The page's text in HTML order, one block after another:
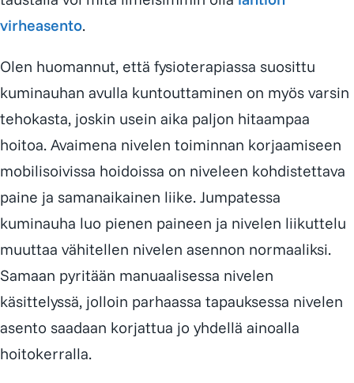
virheasento.
Olen huomannut, että fysioterapiassa suosittu
kuminauhan avulla kuntouttaminen on myös varsin
tehokasta, joskin usein aika paljon hitaampaa
hoitoa. Avaimena nivelen toiminnan korjaamiseen
mobilisoivissa hoidoissa on niveleen kohdistettava
paine ja samanaikainen liike. Jumpatessa
kuminauha luo pienen paineen ja nivelen liikuttelu
muuttaa vähitellen nivelen asennon normaaliksi.
Samaan pyritään manuaalisessa nivelen
käsittelyssä, jolloin parhaassa tapauksessa nivelen
asento saadaan korjattua jo yhdellä ainoalla
hoitokerralla.